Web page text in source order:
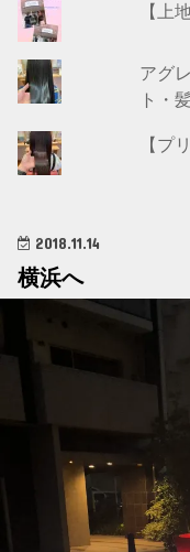
【上
アグ
ト・
【プ
2018.11.14
横浜へ